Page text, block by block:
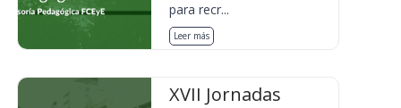
para recr...
Leer más
XVII Jornadas